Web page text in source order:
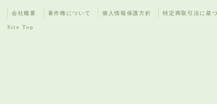
会社概要 著作権について 個人情報保護方針 特定商取引法に基
Site Top